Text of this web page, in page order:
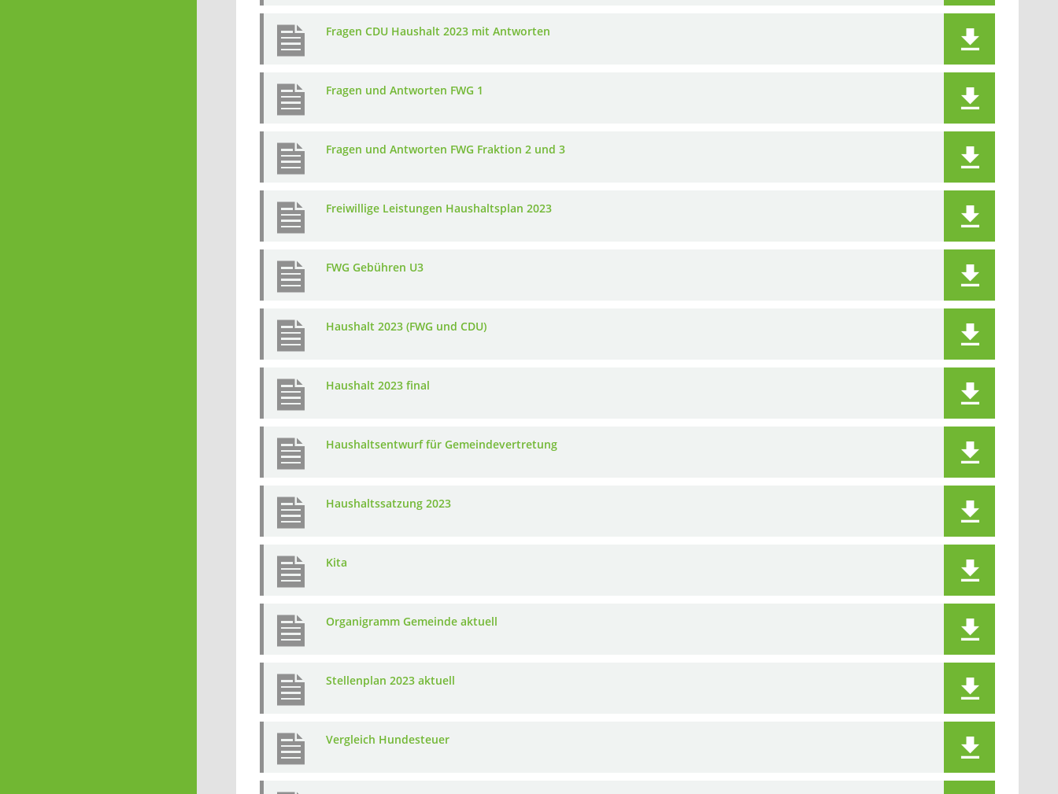
Fragen CDU Haushalt 2023 mit Antworten
Fragen und Antworten FWG 1
Fragen und Antworten FWG Fraktion 2 und 3
Freiwillige Leistungen Haushaltsplan 2023
FWG Gebühren U3
Haushalt 2023 (FWG und CDU)
Haushalt 2023 final
Haushaltsentwurf für Gemeindevertretung
Haushaltssatzung 2023
Kita
Organigramm Gemeinde aktuell
Stellenplan 2023 aktuell
Vergleich Hundesteuer